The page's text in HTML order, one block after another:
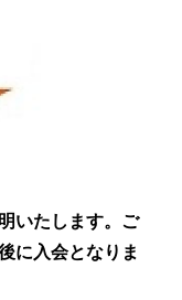
いたします。ご
に入会となりま